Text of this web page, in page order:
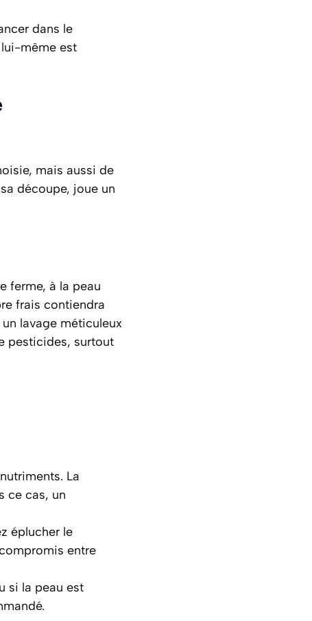
dans le
lui-même est
mais aussi de
découpe, joue un
ferme, à la peau
frais contiendra
lavage méticuleux
pesticides, surtout
La
ce cas, un
éplucher le
entre
si la peau est